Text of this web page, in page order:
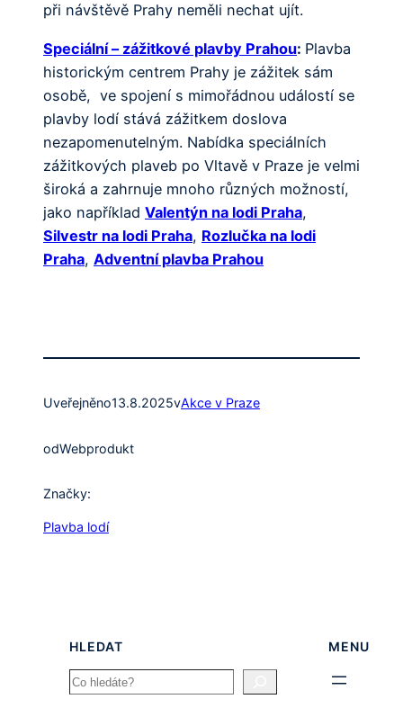
při návštěvě Prahy neměli nechat ujít.
Speciální – zážitkové plavby Prahou: Plavba
historickým centrem Prahy je zážitek sám
osobě, ve spojení s mimořádnou událostí se
plavby lodí stává zážitkem doslova
nezapomenutelným. Nabídka speciálních
zážitkových plaveb po Vltavě v Praze je velmi
široká a zahrnuje mnoho různých možností,
jako například Valentýn na lodi Praha,
Silvestr na lodi Praha, Rozlučka na lodi
Praha, Adventní plavba Prahou
Uveřejněno13.8.2025vAkce v Praze
odWebprodukt
Značky:
Plavba lodí
HLEDAT
Search
MENU